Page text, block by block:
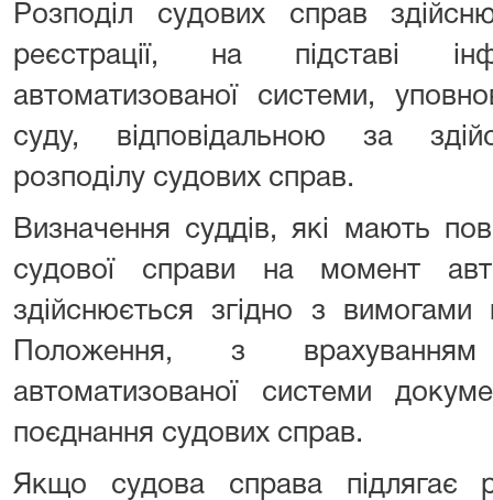
Розподіл судових справ
реєстрації, на підставі
автоматизованої системи,
суду, відповідальною за
розподілу судових справ.
Визначення суддів, які мають
судової справи на момент
здійснюється згідно з вимогами
Положення, з
автоматизованої системи
поєднання судових справ.
Якщо судова справа підлягає